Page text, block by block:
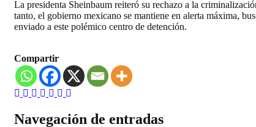
La presidenta Sheinbaum reiteró su rechazo a la
tanto, el gobierno mexicano se mantiene en alerta máxima,
enviado a este polémico centro de detención.
Compartir
Navegación de entradas